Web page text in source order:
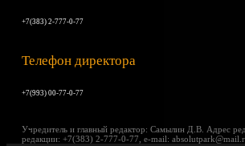
+7(383) 2-777-0-77
Телефон директора
+7(993) 00-77-0-77
Учредитель и главный редактор: Самылин Д.В. Адрес
редакции: +7(383) 2-777-0-77, e-mail: